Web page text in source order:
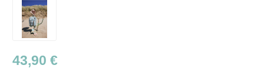
Regulärer Preis:
43,90 €